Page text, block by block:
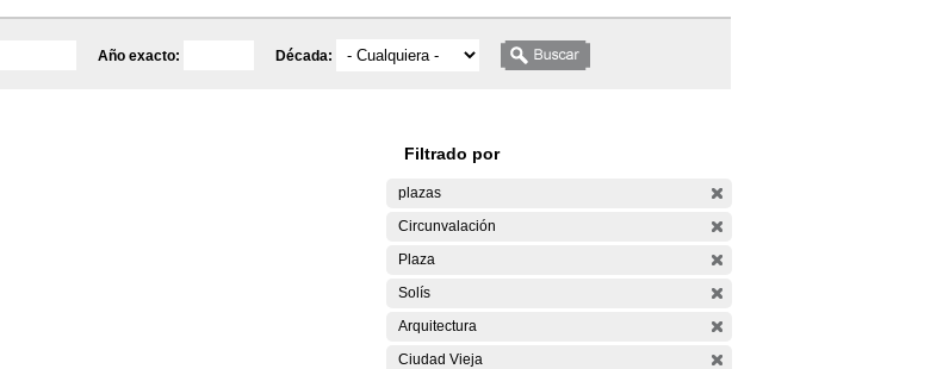
Año exacto: Década:
Filtrado por
plazas
Circunvalación
Plaza
Solís
Arquitectura
Ciudad Vieja